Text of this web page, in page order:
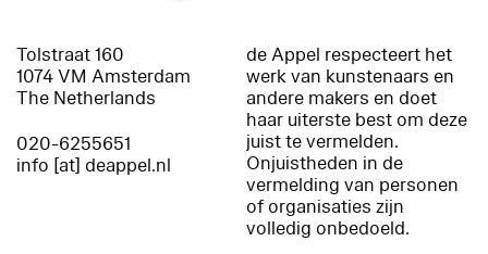
Tolstraat 160
1074 VM Amsterdam
The Netherlands
020-6255651
info [at] deappel.nl
de Appel respecteert het
werk van kunstenaars en
andere makers en doet
haar uiterste best om deze
juist te vermelden.
Onjuistheden in de
vermelding van personen
of organisaties zijn
volledig onbedoeld.